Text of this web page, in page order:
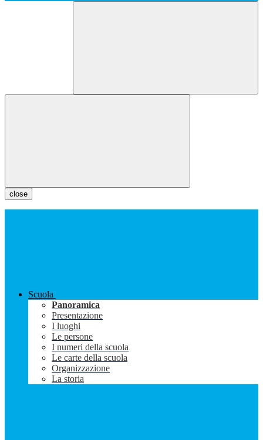
close
Scuola
Panoramica
Presentazione
I luoghi
Le persone
I numeri della scuola
Le carte della scuola
Organizzazione
La storia